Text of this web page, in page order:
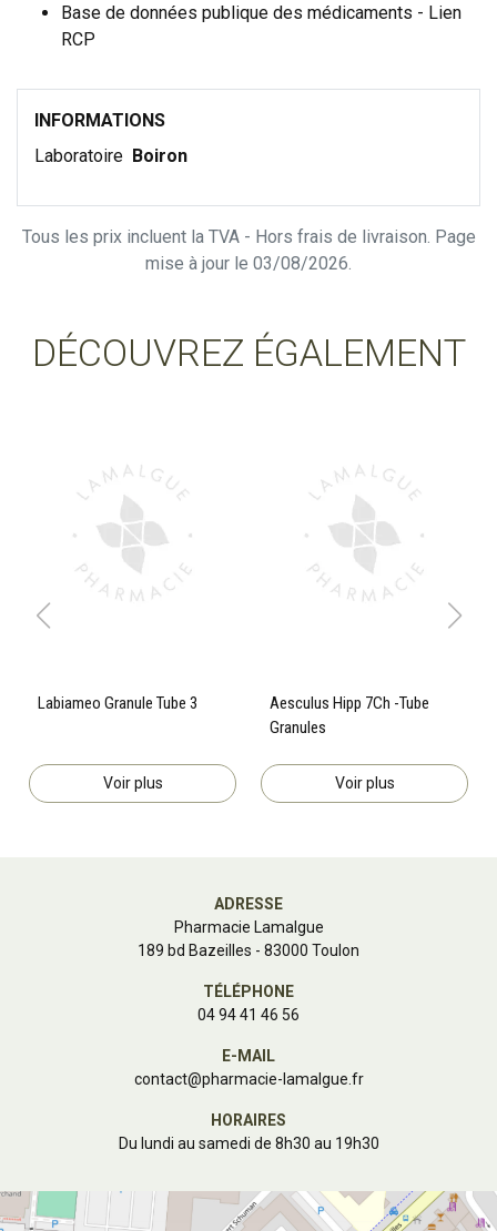
Base de données publique des médicaments - Lien
RCP
INFORMATIONS
Laboratoire Boiron
Tous les prix incluent la TVA - Hors frais de livraison. Page
mise à jour le 03/08/2026.
DÉCOUVREZ ÉGALEMENT
Labiameo Granule Tube 3
Voir plus
Aesculus Hipp 7Ch -Tube
Granules
Voir plus
ADRESSE
Pharmacie Lamalgue
189 bd Bazeilles - 83000 Toulon
TÉLÉPHONE
04 94 41 46 56
E-MAIL
contact@pharmacie-lamalgue.fr
HORAIRES
Du lundi au samedi de 8h30 au 19h30